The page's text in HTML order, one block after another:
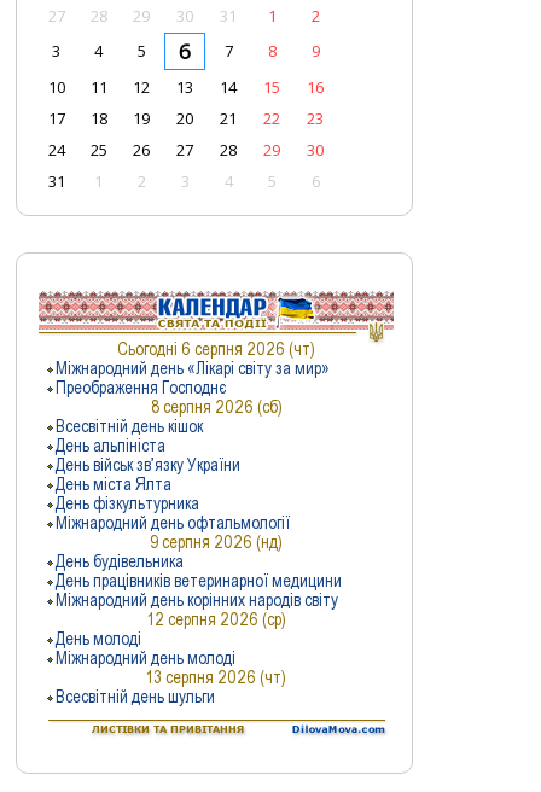
27
28 29 30 31 1
2
3
4 5 6 7 8
9
10
11 12 13 14 15
16
17
18 19 20 21 22
23
24
25 26 27 28 29
30
31
1 2 3 4 5 6